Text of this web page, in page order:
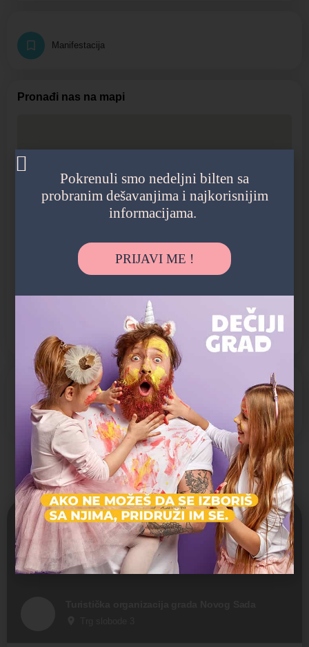
Manifestacija
Pronađi nas na mapi
Social Networks
Facebook Instagram
Možda vas zanima i sledeće:
Otvoreno
Pokrenuli smo nedeljni bilten sa
probranim dešavanjima i najkorisnijim
informacijama.
PRIJAVI ME !